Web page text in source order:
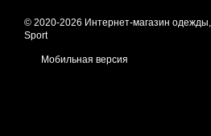
© 2020-2026 Интернет-магазин одежды,
Sport
Мобильная версия